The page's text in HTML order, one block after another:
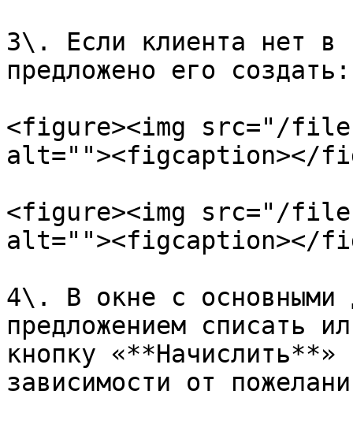
3\. Если клиента нет в
предложено его создать:
<figure><img src="/
alt=""><figcaption></
<figure><img src="/files/
alt=""><figcaption></
4\. В окне с основными
предложением списать
кнопку
зависимости от